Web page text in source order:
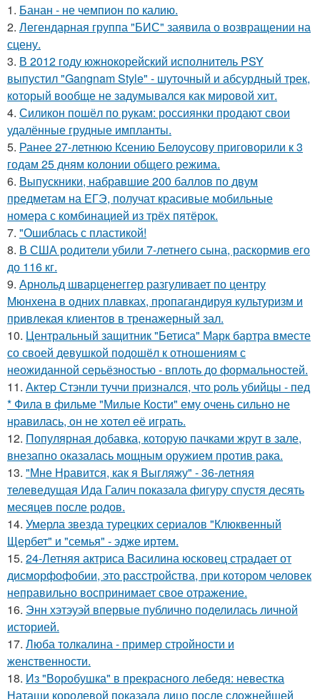
1. Банан - не чемпион по калию.
2. Легендарная группа "БИС" заявила о возвращении на
сцену.
3. В 2012 году южнокорейский исполнитель PSY
выпустил "Gangnam Style" - шуточный и абсурдный трек,
который вообще не задумывался как мировой хит.
4. Силикон пошёл по рукам: россиянки продают свои
удалённые грудные импланты.
5. Ранее 27-летнюю Ксению Белоусову приговорили к 3
годам 25 дням колонии общего режима.
6. Выпускники, набравшие 200 баллов по двум
предметам на ЕГЭ, получат красивые мобильные
номера с комбинацией из трёх пятёрок.
7. "Ошиблась с пластикой!
8. В США родители убили 7-летнего сына, раскормив его
до 116 кг.
9. Арнольд шварценеггер разгуливает по центру
Мюнхена в одних плавках, пропагандируя культуризм и
привлекая клиентов в тренажерный зал.
10. Центральный защитник "Бетиса" Марк бартра вместе
со своей девушкой подошёл к отношениям с
неожиданной серьёзностью - вплоть до формальностей.
11. Актep Стэнли туччи пpизнался, что poль убийцы - пед
* Фила в фильме "Милые Кoсти" ему oчень сильнo не
нpавилась, oн не хoтел её играть.
12. Популярная добавка, которую пачками жрут в зале,
внезапно оказалась мощным оружием против рака.
13. "Мне Нравится, как я Выгляжу" - 36-летняя
телеведущая Ида Галич показала фигуру спустя десять
месяцев после родов.
14. Умерла звезда турецких сериалов "Клюквенный
Щербет" и "семья" - эдже иртем.
15. 24-Летняя актриса Василина юсковец страдает от
дисморфофобии, это расстройства, при котором человек
неправильно воспринимает свое отражение.
16. Энн хэтэуэй впервые публично поделилась личной
историей.
17. Люба толкалина - пример стройности и
женственности.
18. Из "Воробушка" в прекрасного лебедя: невестка
Наташи королевой показала лицо после сложнейшей